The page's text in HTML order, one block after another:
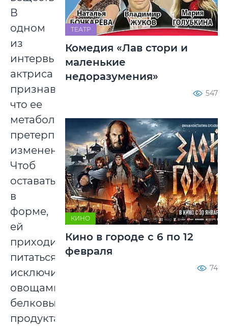
В
одном
из
интервью
актриса
признавалась,
что ее
метаболизм
претерпел
изменения.
Чтоб
оставаться
в
форме,
ей
приходится
питаться
исключительно
овощами,
белковыми
продуктами
ТЕАТР
Комедия «Лав стори и
маленькие
недоразумения»
547
КИНО
Кино в городе с 6 по 12
февраля
74